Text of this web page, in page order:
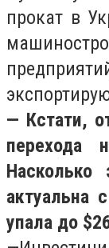
прокат в
— Кстати,
перехода
Насколько
актуальна
упала до